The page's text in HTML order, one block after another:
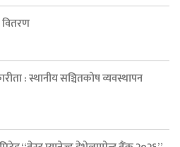
: स्थानीय सञ्चितकोष व्यवस्थापन